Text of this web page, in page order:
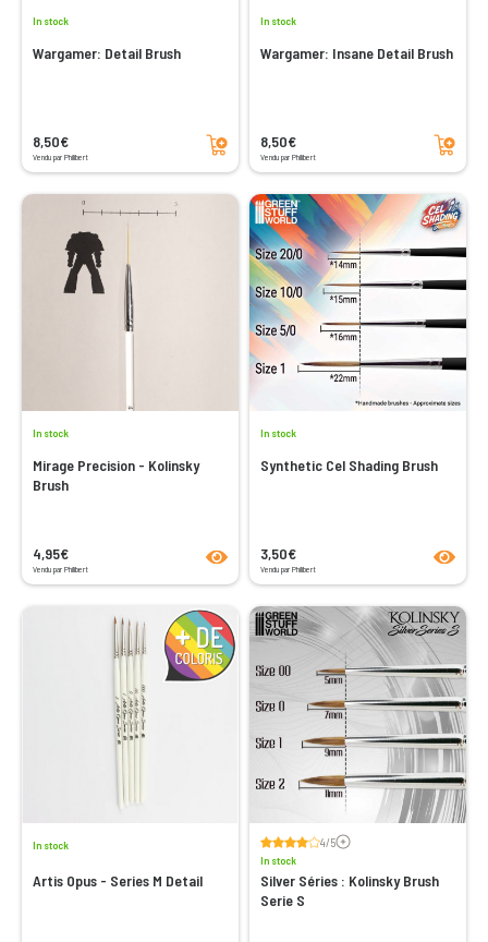
In stock
Wargamer: Detail Brush
8,50€
Vendu par Philibert
Add to cart
In stock
Wargamer: Insane Detail Brush
8,50€
Vendu par Philibert
Add to cart
In stock
Mirage Precision - Kolinsky
Brush
4,95€
Vendu par Philibert
In stock
Synthetic Cel Shading Brush
3,50€
Vendu par Philibert
In stock
Artis Opus - Series M Detail
4/5Voir les avis
In stock
Silver Séries : Kolinsky Brush
Serie S